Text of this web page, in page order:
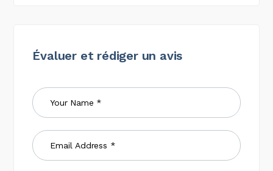
Évaluer et rédiger un avis